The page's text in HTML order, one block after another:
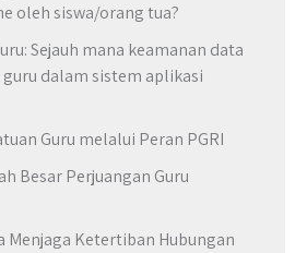
oleh siswa/orang tua?
Sejauh mana keamanan data
dalam sistem aplikasi
Guru melalui Peran PGRI
Besar Perjuangan Guru
Menjaga Ketertiban Hubungan